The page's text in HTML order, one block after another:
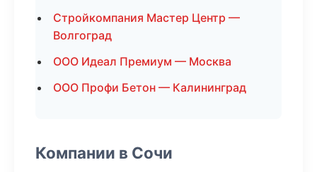
Стройкомпания Мастер Центр —
Волгоград
ООО Идеал Премиум — Москва
ООО Профи Бетон — Калининград
Компании в Сочи